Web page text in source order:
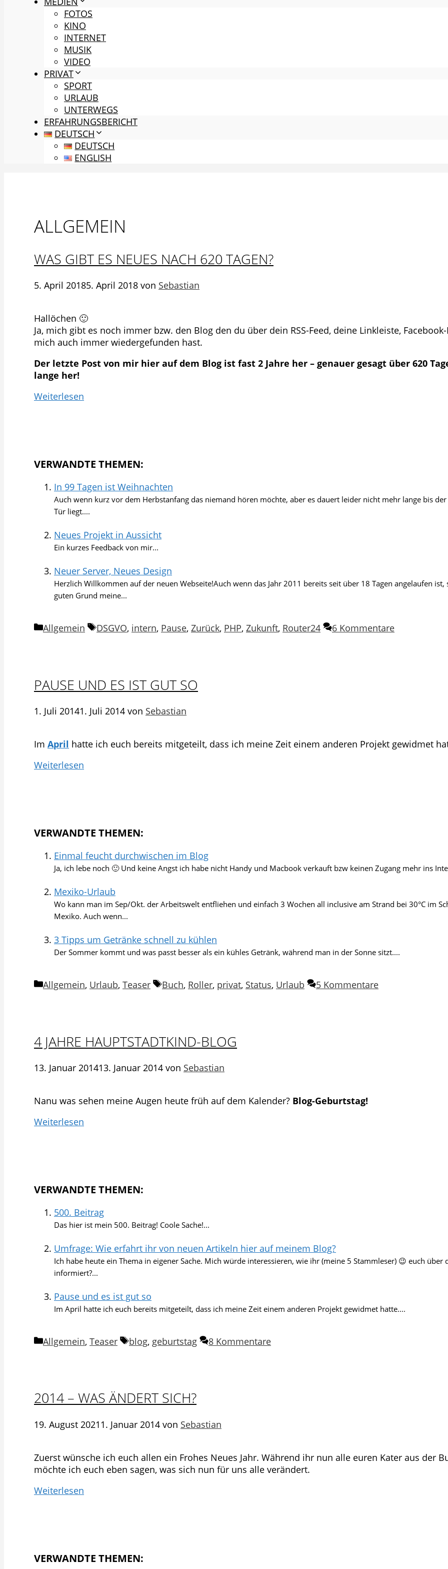
FOTOS
KINO
INTERNET
MUSIK
VIDEO
PRIVAT
SPORT
URLAUB
UNTERWEGS
ERFAHRUNGSBERICHT
DEUTSCH
DEUTSCH
ENGLISH
ALLGEMEIN
WAS GIBT ES NEUES NACH 620 TAGEN?
5. April 20185. April 2018 von Sebastian
Hallöchen 🙂
Ja, mich gibt es noch immer bzw. den Blog den du über dein RSS-Feed, deine Linkleiste,
mich auch immer wiedergefunden hast.
Der letzte Post von mir hier auf dem Blog ist fast 2 Jahre her – genauer gesagt über 620
lange her!
Weiterlesen
VERWANDTE THEMEN:
In 99 Tagen ist Weihnachten
Auch wenn kurz vor dem Herbstanfang das niemand hören möchte, aber es dauert leider nicht mehr lange bis
Tür liegt....
Neues Projekt in Aussicht
Ein kurzes Feedback von mir...
Neuer Server, Neues Design
Herzlich Willkommen auf der neuen Webseite!Auch wenn das Jahr 2011 bereits seit über 18 Tagen angelaufen ist,
guten Grund meine...
Kategorien
Allgemein Schlagwörter
DSGVO, intern, Pause, Zurück, PHP, Zukunft, Router24 6 Kommentare
PAUSE UND ES IST GUT SO
1. Juli 20141. Juli 2014 von Sebastian
Im April hatte ich euch bereits mitgeteilt, dass ich meine Zeit einem anderen Projekt gewidmet
Weiterlesen
VERWANDTE THEMEN:
Einmal feucht durchwischen im Blog
Ja, ich lebe noch 🙂 Und keine Angst ich habe nicht Handy und Macbook verkauft bzw keinen Zugang mehr ins
Mexiko-Urlaub
Wo kann man im Sep/Okt. der Arbeitswelt entfliehen und einfach 3 Wochen all inclusive am Strand bei 30°C im
Mexiko. Auch wenn...
3 Tipps um Getränke schnell zu kühlen
Der Sommer kommt und was passt besser als ein kühles Getränk, während man in der Sonne sitzt....
Kategorien
Allgemein, Urlaub, Teaser Schlagwörter
Buch, Roller, privat, Status, Urlaub 5 Kommentare
4 JAHRE HAUPTSTADTKIND-BLOG
13. Januar 201413. Januar 2014 von Sebastian
Nanu was sehen meine Augen heute früh auf dem Kalender? Blog-Geburtstag!
Weiterlesen
VERWANDTE THEMEN:
500. Beitrag
Das hier ist mein 500. Beitrag! Coole Sache!...
Umfrage: Wie erfahrt ihr von neuen Artikeln hier auf meinem Blog?
Ich habe heute ein Thema in eigener Sache. Mich würde interessieren, wie ihr (meine 5 Stammleser) 😉 euch über
informiert?...
Pause und es ist gut so
Im April hatte ich euch bereits mitgeteilt, dass ich meine Zeit einem anderen Projekt gewidmet hatte....
Kategorien
Allgemein, Teaser Schlagwörter
blog, geburtstag 8 Kommentare
2014 – WAS ÄNDERT SICH?
19. August 2021 1. Januar 2014 von Sebastian
Zuerst wünsche ich euch allen ein Frohes Neues Jahr. Während ihr nun alle euren Kater aus der
möchte ich euch eben sagen, was sich nun für uns alle verändert.
Weiterlesen
VERWANDTE THEMEN: